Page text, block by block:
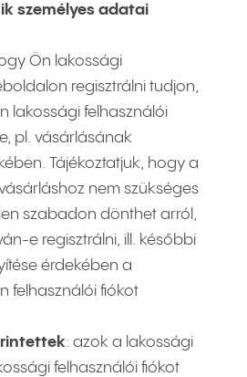
személyes adatai
Ön lakossági
regisztrálni tudjon,
lakossági felhasználói
pl. vásárlásának
Tájékoztatjuk, hogy a
nem szükséges
szabadon dönthet arról,
e regisztrálni, ill. későbbi
érdekében a
felhasználói fiókot
: azok a lakossági
felhasználói fiókot